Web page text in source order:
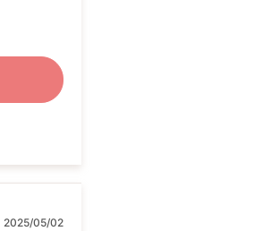
2025/05/02